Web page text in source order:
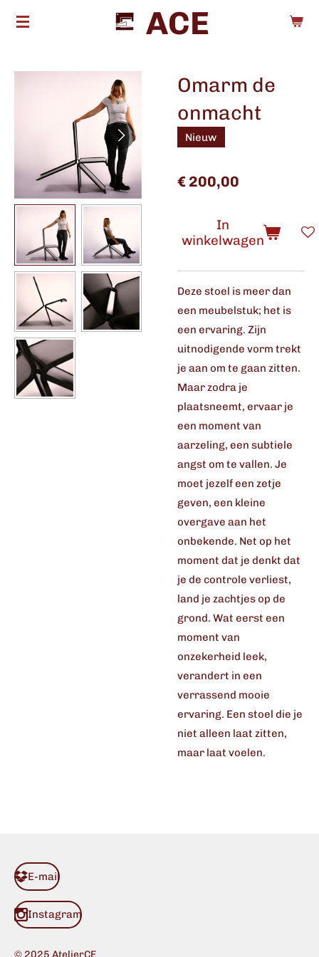
Ga
de
ACE
Omarm de
onmacht
Nieuw
€ 200,00
In
winkelwagen
Deze stoel is meer dan
een meubelstuk; het is
een ervaring. Zijn
uitnodigende vorm trekt
je aan om te gaan zitten.
Maar zodra je
plaatsneemt, ervaar je
een moment van
aarzeling, een subtiele
angst om te vallen. Je
moet jezelf een zetje
geven, een kleine
overgave aan het
onbekende. Net op het
moment dat je denkt dat
je de controle verliest,
land je zachtjes op de
grond. Wat eerst een
moment van
onzekerheid leek,
verandert in een
verrassend mooie
ervaring. Een stoel die je
niet alleen laat zitten,
maar laat voelen.
E-mail
Instagram
© 2025 AtelierCE